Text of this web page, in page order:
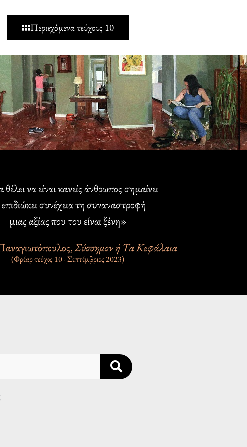
Περιεχόμενα τεύχους 10
θέλει να είναι κανείς άνθρωπος σημαίνει
συνέχεια τη συναναστροφή
μιας αξίας που του είναι ξένη»
Σύσσημον ή Τα Κεφάλαια
(Φρέαρ τεύχος 10 - Σεπτέμβριος 2023)